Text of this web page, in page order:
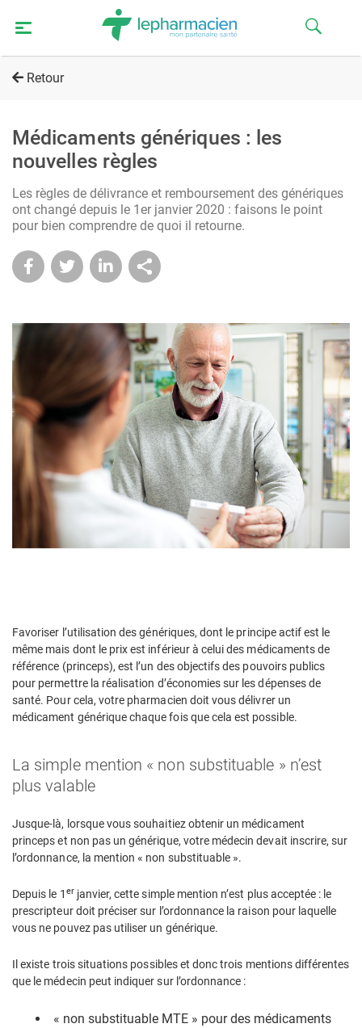
Retour
Médicaments génériques : les
nouvelles règles
Les règles de délivrance et remboursement des génériques
ont changé depuis le 1er janvier 2020 : faisons le point
pour bien comprendre de quoi il retourne.
Favoriser l’utilisation des génériques, dont le principe actif est le
même mais dont le prix est inférieur à celui des médicaments de
référence (princeps), est l’un des objectifs des pouvoirs publics
pour permettre la réalisation d’économies sur les dépenses de
santé. Pour cela, votre pharmacien doit vous délivrer un
médicament générique chaque fois que cela est possible.
La simple mention « non substituable » n’est
plus valable
Jusque-là, lorsque vous souhaitiez obtenir un médicament
princeps et non pas un générique, votre médecin devait inscrire, sur
l’ordonnance, la mention « non substituable ».
Depuis le 1 erjanvier, cette simple mention n’est plus acceptée : le
prescripteur doit préciser sur l’ordonnance la raison pour laquelle
vous ne pouvez pas utiliser un générique.
Il existe trois situations possibles et donc trois mentions différentes
que le médecin peut indiquer sur l’ordonnance :
« non substituable MTE » pour des médicaments